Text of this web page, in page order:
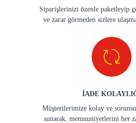
Siparişlerinizi özenle paketleyip
ve zarar görmeden sizlere
İADE
Müşterilerimize kolay ve
sunarak, memnuniyetlerini her